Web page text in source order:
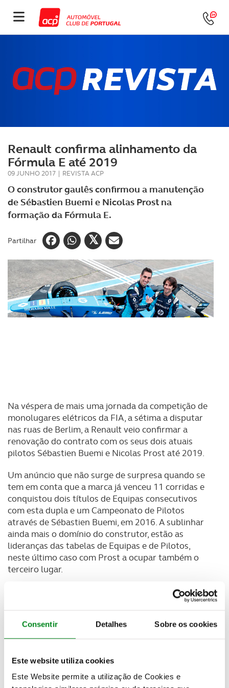
Consentir Detalhes Sobre os cookies
Este website utiliza cookies
Este Website permite a utilização de Cookies e
Renault confirma alinhamento da
Fórmula E até 2019
09 JUNHO 2017 | REVISTA ACP
O construtor gaulês confirmou a manutenção
de Sébastien Buemi e Nicolas Prost na
formação da Fórmula E.
Partilhar
Na véspera de mais uma jornada da competição de
monolugares elétricos da FIA, a sétima a disputar
nas ruas de Berlim, a Renault veio confirmar a
renovação do contrato com os seus dois atuais
pilotos Sébastien Buemi e Nicolas Prost até 2019.
Um anúncio que não surge de surpresa quando se
tem em conta que a marca já venceu 11 corridas e
conquistou dois títulos de Equipas consecutivos
com esta dupla e um Campeonato de Pilotos
através de Sébastien Buemi, em 2016. A sublinhar
ainda mais o domínio do construtor, estão as
lideranças das tabelas de Equipas e de Pilotos,
neste último caso com Prost a ocupar também o
terceiro lugar.
“Temos uma forte dupla de pilotos que provou ser
muito bem sucedida até à data. Por esse motivo, é
na formação, ainda para mais porque já estamos a
trabalhar no carro para a quinta temporada,”